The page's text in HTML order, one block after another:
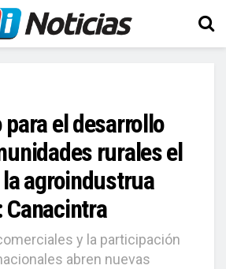
el desarrollo
rurales el
agroindustrua
Canacintra
y la participación
abren nuevas